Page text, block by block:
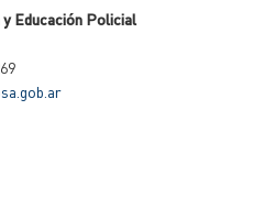
Educación Policial